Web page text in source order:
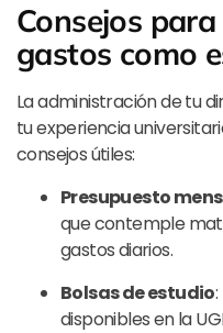
Consejos
gastos como
La administración de tu
tu experiencia
consejos útiles:
Presupuesto
que contemple
gastos diarios.
Bolsas de estudio
disponibles en la